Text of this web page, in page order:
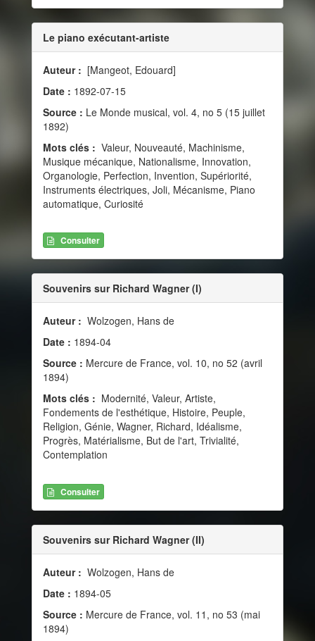
Le piano exécutant-artiste
Auteur : [Mangeot, Edouard]
Date : 1892-07-15
Source : Le Monde musical, vol. 4, no 5 (15 juillet
1892)
Mots clés : Valeur, Nouveauté, Machinisme,
Musique mécanique, Nationalisme, Innovation,
Organologie, Perfection, Invention, Supériorité,
Instruments électriques, Joli, Mécanisme, Piano
automatique, Curiosité
Consulter
Souvenirs sur Richard Wagner (I)
Auteur : Wolzogen, Hans de
Date : 1894-04
Source : Mercure de France, vol. 10, no 52 (avril
1894)
Mots clés : Modernité, Valeur, Artiste,
Fondements de l'esthétique, Histoire, Peuple,
Religion, Génie, Wagner, Richard, Idéalisme,
Progrès, Matérialisme, But de l'art, Trivialité,
Contemplation
Consulter
Souvenirs sur Richard Wagner (II)
Auteur : Wolzogen, Hans de
Date : 1894-05
Source : Mercure de France, vol. 11, no 53 (mai
1894)